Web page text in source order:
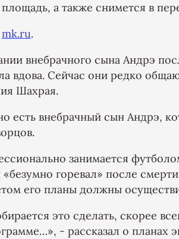
а также снимется в
mk.ru.
внебрачного сына Андрэ
вдова. Сейчас они редко
Шахрая.
есть внебрачный сын Андрэ,
занимается
горевал» после
его планы должны
это сделать, скорее
- рассказал о планах